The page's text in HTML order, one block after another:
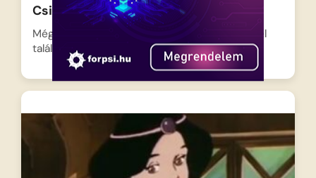
Csizmás, a Kandúr 2011
Még jóval azelőtt, hogy a zöld ogrével, Shrekkel
találkozott volna,…